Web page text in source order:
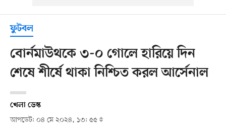
ফুটবল
বোর্নমাউথকে ৩-০ গোলে হারিয়ে দিন
শেষে শীর্ষে থাকা নিশ্চিত করল আর্সেনাল
খেলা ডেস্ক
আপডেট: ০৪ মে ২০২৪, ১৩: ৫৫